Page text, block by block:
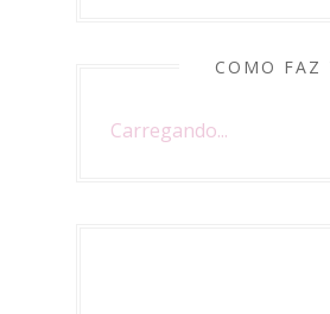
COMO FAZ
Carregando...